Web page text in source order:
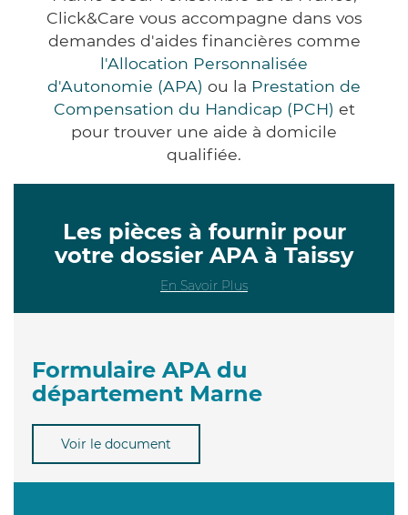
Click&Care vous accompagne dans vos
demandes d'aides financières comme
l'Allocation Personnalisée
d'Autonomie (APA) ou la Prestation de
Compensation du Handicap (PCH) et
pour trouver une aide à domicile
qualifiée.
Les pièces à fournir pour
votre dossier APA à Taissy
En Savoir Plus
Formulaire APA du
département Marne
Voir le document